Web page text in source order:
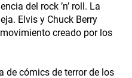
del rock ’n’ roll. La
Elvis y Chuck Berry
creado por los
de cómics de terror de los